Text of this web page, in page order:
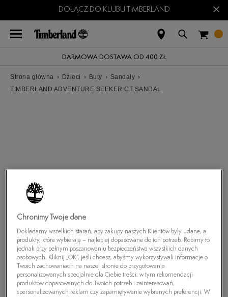
DOŁĄCZ DO KLUBU TIMBERLAND ×
DARMOWA DOSTAWA OD 400 ZŁ
Strona główna › Dzieci › Buty › Sandały ›
TIMBERLAND ADVENTURE SEEKER CT SANDAL
Chronimy Twoje dane
Dokładamy wszelkich starań, aby zakupy naszych Klientów były udane, a
produkty, które wybierają – najlepiej dopasowane do ich potrzeb. Robimy to
jednak przy pełnym poszanowaniu bezpieczeństwa wszystkich danych
osobowych. Kliknij „OK”, jeśli chcesz, abyśmy wykorzystywali informacje o
Twoich zachowaniach na naszej stronie do przygotowania
personalizowanych specjalnie dla Ciebie treści, w tym rekomendacji
produktów dopasowanych do Twoich potrzeb i zainteresowań,
spersonalizowanych reklam czy zapamiętywanie wybranych preferencji. W